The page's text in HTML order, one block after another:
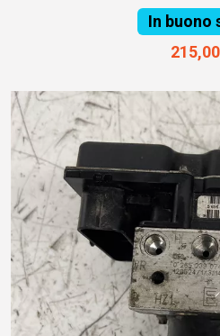
In buono